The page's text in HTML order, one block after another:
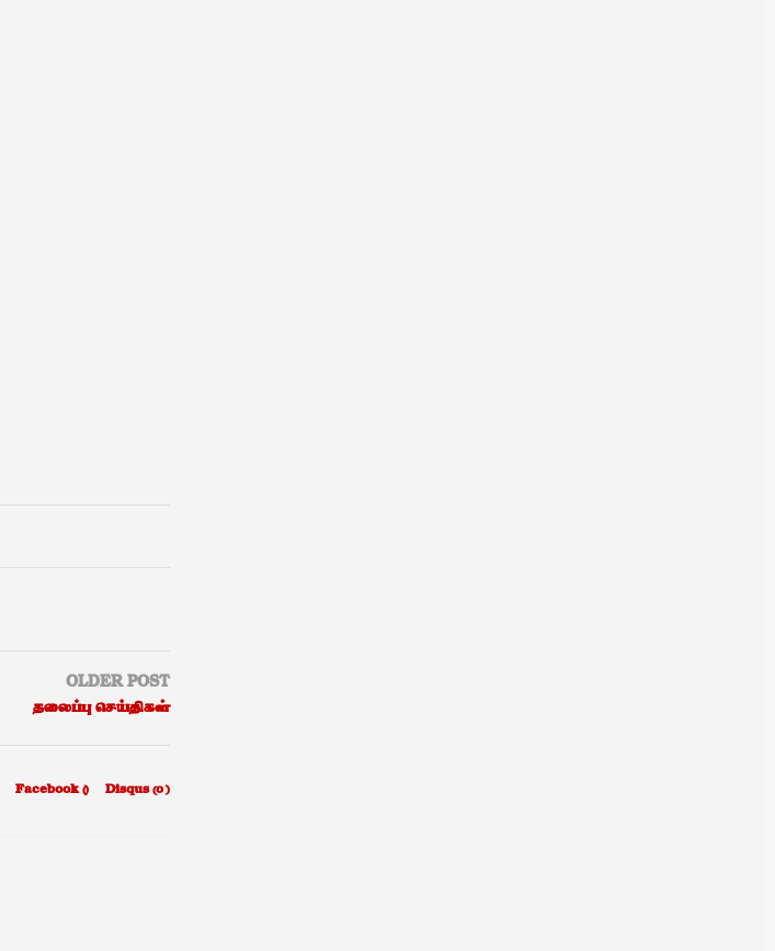
OLDER POST
தலைப்பு செய்திகள்
Facebook () Disqus (0)